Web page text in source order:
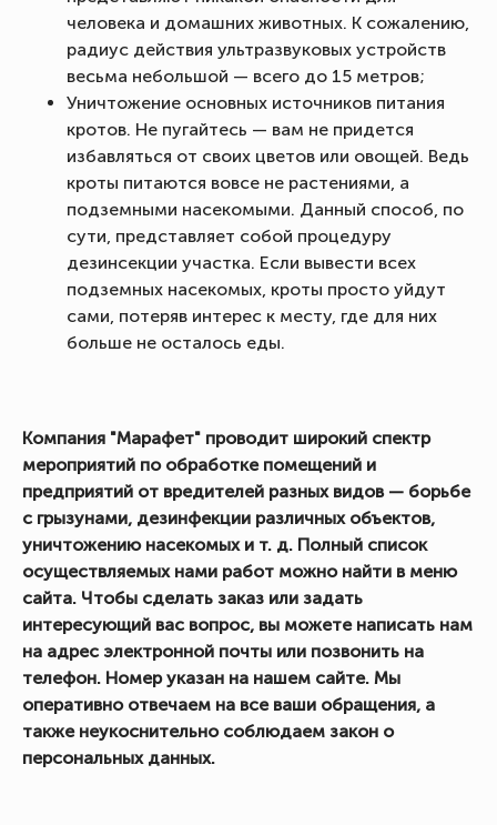
человека и домашних животных. К сожалению,
радиус действия ультразвуковых устройств
весьма небольшой — всего до 15 метров;
Уничтожение основных источников питания
кротов. Не пугайтесь — вам не придется
избавляться от своих цветов или овощей. Ведь
кроты питаются вовсе не растениями, а
подземными насекомыми. Данный способ, по
сути, представляет собой процедуру
дезинсекции участка. Если вывести всех
подземных насекомых, кроты просто уйдут
сами, потеряв интерес к месту, где для них
больше не осталось еды.
Компания "Марафет" проводит широкий спектр
мероприятий по обработке помещений и
предприятий от вредителей разных видов — борьбе
с грызунами, дезинфекции различных объектов,
уничтожению насекомых и т. д. Полный список
осуществляемых нами работ можно найти в меню
сайта. Чтобы сделать заказ или задать
интересующий вас вопрос, вы можете написать нам
на адрес электронной почты или позвонить на
телефон. Номер указан на нашем сайте. Мы
оперативно отвечаем на все ваши обращения, а
также неукоснительно соблюдаем закон о
персональных данных.